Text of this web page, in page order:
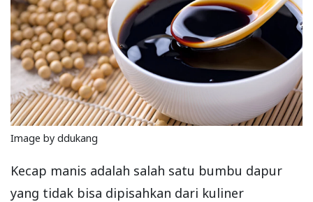
Image by ddukang
Kecap manis adalah salah satu bumbu dapur
yang tidak bisa dipisahkan dari kuliner